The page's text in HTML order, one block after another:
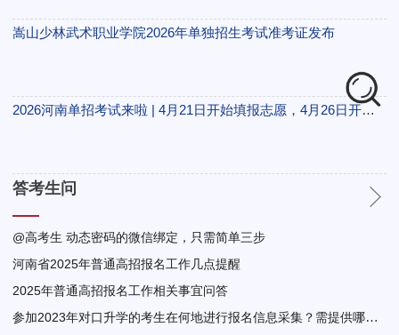
嵩山少林武术职业学院2026年单独招生考试准考证发布
2026河南单招考试来啦 | 4月21日开始填报志愿，4月26日开始进行单招考试！(附113所单招院校）
答考生问
@高考生 动态密码的微信绑定，只需简单三步
河南省2025年普通高招报名工作几点提醒
2025年普通高招报名工作相关事宜问答
参加2023年对口升学的考生在何地进行报名信息采集？需提供哪些手续？